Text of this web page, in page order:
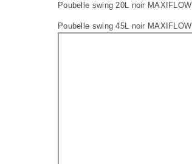
Poubelle swing 20L noir MAXIFLOW
Poubelle swing 45L noir MAXIFLOW